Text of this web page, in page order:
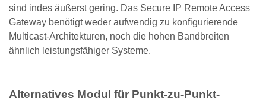
sind indes äußerst gering. Das Secure IP Remote Access
Gateway benötigt weder aufwendig zu konfigurierende
Multicast-Architekturen, noch die hohen Bandbreiten
ähnlich leistungsfähiger Systeme.
Alternatives Modul für Punkt-zu-Punkt-